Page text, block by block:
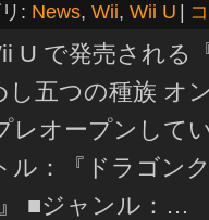
: News, Wii, Wii U
U で発売される
し五つの種族 オ
レオープンして
ル：『ドラゴン
■ジャンル：…